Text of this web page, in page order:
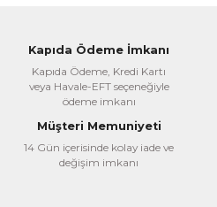
Alfa Yayınları
YÖKDİL YDS Arapça Modern Metin
715,00 TL
557,70 TL
Akdem Yayınları
Arapça Modern Metinler ve
Kapıda Ödeme İmkanı
Kapıda Ödeme, Kredi Kartı
veya Havale-EFT seçeneğiyle
ödeme imkanı
Müşteri Memuniyeti
14 Gün içerisinde kolay iade ve
değişim imkanı